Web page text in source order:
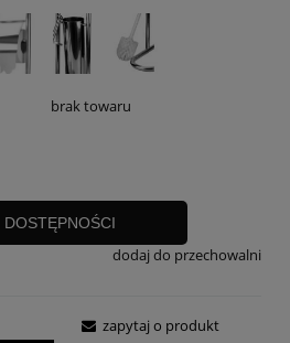
brak towaru
dodaj do przechowalni
zapytaj o produkt